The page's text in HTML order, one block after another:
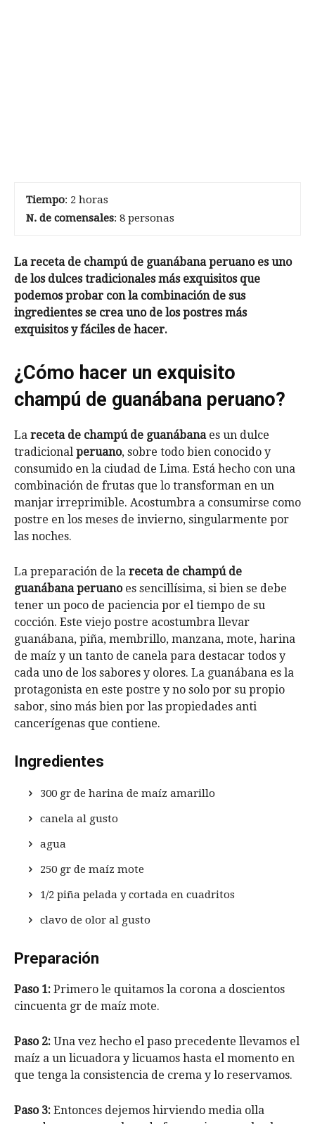
Tiempo: 2 horas
N. de comensales: 8 personas
La receta de champú de guanábana peruano es uno
de los dulces tradicionales más exquisitos que
podemos probar con la combinación de sus
ingredientes se crea uno de los postres más
exquisitos y fáciles de hacer.
¿Cómo hacer un exquisito
champú de guanábana peruano?
La receta de champú de guanábana es un dulce
tradicional peruano, sobre todo bien conocido y
consumido en la ciudad de Lima. Está hecho con una
combinación de frutas que lo transforman en un
manjar irreprimible. Acostumbra a consumirse como
postre en los meses de invierno, singularmente por
las noches.
La preparación de la receta de champú de
guanábana peruanoes sencillísima, si bien se debe
tener un poco de paciencia por el tiempo de su
cocción. Este viejo postre acostumbra llevar
guanábana, piña, membrillo, manzana, mote, harina
de maíz y un tanto de canela para destacar todos y
cada uno de los sabores y olores. La guanábana es la
protagonista en este postre y no solo por su propio
sabor, sino más bien por las propiedades anti
cancerígenas que contiene.
Ingredientes
300 gr de harina de maíz amarillo
canela al gusto
agua
250 gr de maíz mote
1/2 piña pelada y cortada en cuadritos
clavo de olor al gusto
Preparación
Paso 1: Primero le quitamos la corona a doscientos
cincuenta gr de maíz mote.
Paso 2: Una vez hecho el paso precedente llevamos el
maíz a un licuadora y licuamos hasta el momento en
que tenga la consistencia de crema y lo reservamos.
Paso 3: Entonces dejemos hirviendo media olla